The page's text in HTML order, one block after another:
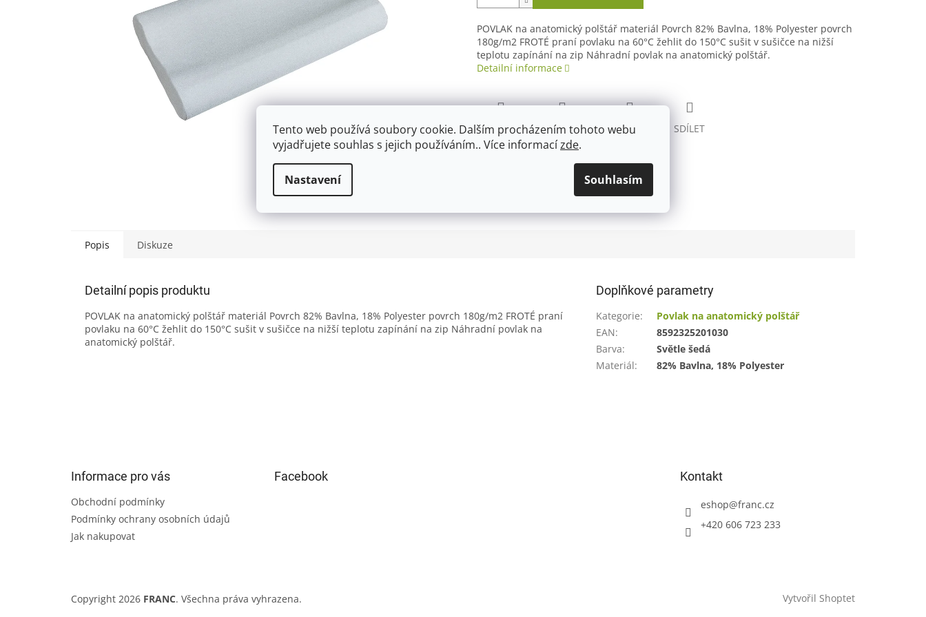
Tento web používá soubory cookie. Dalším procházením tohoto webu
vyjadřujete souhlas s jejich používáním.. Více informacízde.
Nastavení Souhlasím
POVLAK na anatomický polštář materiál Povrch 82% Bavlna, 18% Polyester povrch
180g/m2 FROTÉ praní povlaku na 60°C žehlit do 150°C sušit v sušičce na nižší
teplotu zapínání na zip Náhradní povlak na anatomický polštář.
Detailní informace
TISK ZEPTAT SE HLÍDAT SDÍLET
Popis Diskuze
Detailní popis produktu
POVLAK na anatomický polštář materiál Povrch 82% Bavlna, 18% Polyester povrch 180g/m2 FROTÉ praní
povlaku na 60°C žehlit do 150°C sušit v sušičce na nižší teplotu zapínání na zip Náhradní povlak na
anatomický polštář.
Doplňkové parametry
Kategorie:
Povlak na anatomický polštář
EAN:
8592325201030
Barva:
Světle šedá
Materiál: 82% Bavlna, 18% Polyester
Informace pro vás
Obchodní podmínky
Podmínky ochrany osobních údajů
Jak nakupovat
Facebook Kontakt
eshop@franc.cz
+420 606 723 233
Vytvořil Shoptet
Copyright 2026 FRANC. Všechna práva vyhrazena.